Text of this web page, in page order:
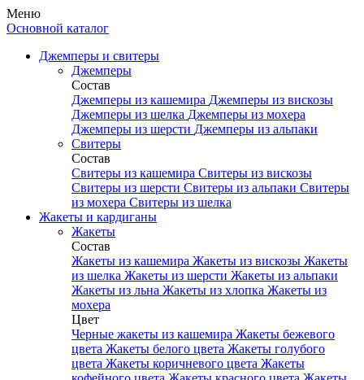
Меню
Основной каталог
Джемперы и свитеры
Джемперы
Состав
Джемперы из кашемира Джемперы из вискозы
Джемперы из шелка Джемперы из мохера
Джемперы из шерсти Джемперы из альпаки
Свитеры
Состав
Свитеры из кашемира Свитеры из вискозы
Свитеры из шерсти Свитеры из альпаки Свитеры
из мохера Свитеры из шелка
Жакеты и кардиганы
Жакеты
Состав
Жакеты из кашемира Жакеты из вискозы Жакеты
из шелка Жакеты из шерсти Жакеты из альпаки
Жакеты из льна Жакеты из хлопка Жакеты из
мохера
Цвет
Черные жакеты из кашемира Жакеты бежевого
цвета Жакеты белого цвета Жакеты голубого
цвета Жакеты коричневого цвета Жакеты